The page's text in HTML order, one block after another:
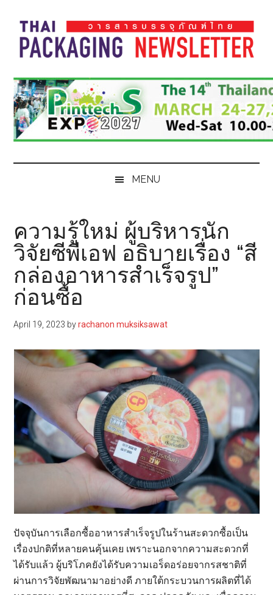
main
content
secondary
menu
primary
sidebar
footer
Thai
Pack
Magazine
Pack
Magazine
MENU
ความรู้ใหม่ ผู้บริหารนัก
วิจัยซีพีเอฟ อธิบายเรื่อง “สี
กล่องอาหารสำเร็จรูป”
ก่อนซื้อ
April 19, 2023 byrachanon muksiksawat
ปัจจุบันการเลือกซื้ออาหารสำเร็จรูปในร้านสะดวกซื้อเป็น
เรื่องปกติที่หลายคนคุ้นเคย เพราะนอกจากความสะดวกที่
ได้รับแล้ว ผู้บริโภคยังได้รับความเอร็ดอร่อยจากรสชาติที่
ผ่านการวิจัยพัฒนามาอย่างดี ภายใต้กระบวนการผลิตที่ได้